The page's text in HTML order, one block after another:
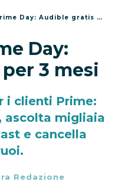
Day: Audible gratis per 3 mesi
Day:
3 mesi
i clienti Prime:
ascolta migliaia
e cancella
Redazione